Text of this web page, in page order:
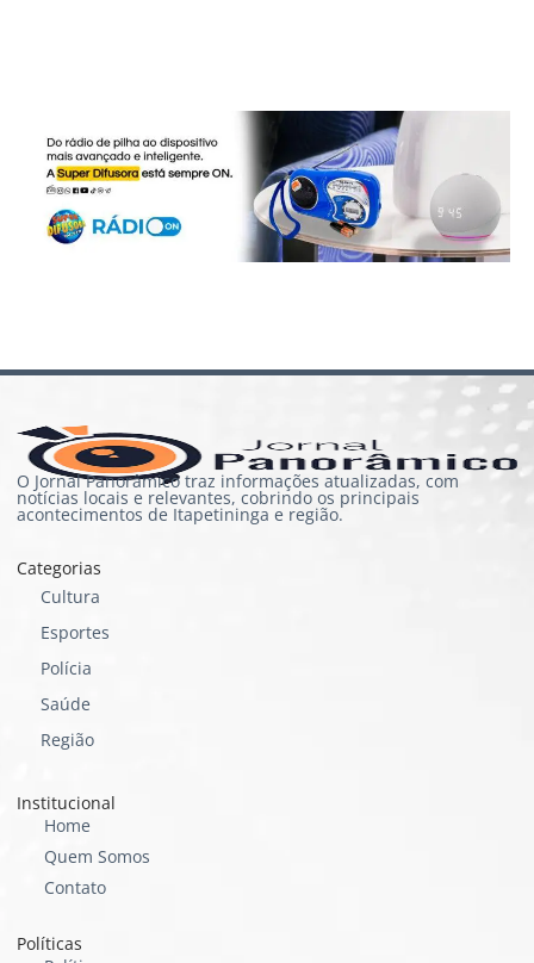
O Jornal Panorâmico traz informações atualizadas, com
notícias locais e relevantes, cobrindo os principais
acontecimentos de Itapetininga e região.
Categorias
Cultura
Esportes
Polícia
Saúde
Região
Institucional
Home
Quem Somos
Contato
Políticas